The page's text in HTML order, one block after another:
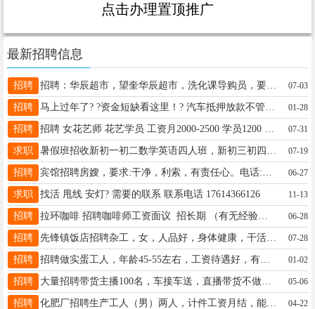
点击办理置顶推广
最新招聘信息
招聘 招聘：华辰超市，望奎华辰超市，洗化课导购员，要求吃苦耐劳，服从管理，适应倒班工作，底薪+总量基金+单品提成，2800—3300元.联系电话13029926656 07-03
招聘 01-28
招聘 07-31
求职 07-19
招聘 06-27
求职 找活 甩线 安灯? 需要的联系 联系电话 17614366126 11-13
招聘 拉环咖啡 招聘咖啡师 ​工资面议 ​ 招长期 （有无经验均可） 20岁———30岁 咨询​电话 16221445888（微信同步） 06-28
招聘 先锋镇饭店招聘杂工，女，人品好，身体健康，干活干净利索，小店九张桌，活好干，不会可以交，可提供住宿（楼房），13763789875 07-28
招聘 招聘做实蛋工人，年龄45-55左右，工资待遇好，有干的联系15774554554 01-02
招聘 大量招聘带货主播100名，车接车送，直播带货不做娱乐话术固定，全职兼职都可以白班晚班都可以，白班20/时，晚班27/时，工作地点:望奎县数智谷 ☎:15145724813微信同步 05-06
招聘 化肥厂招聘生产工人（男）两人，计件工资月结，能拿动100斤化肥袋子优先，每月可赚6000-8000元，非诚勿扰！联系人15845535158李厂长 04-22